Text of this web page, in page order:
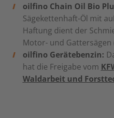
oilfino Chain Oil Bio
Sägekettenhaft-Öl mit
Haftung dient der
Motor- und Gattersägen
oilfino Gerätebenzin:
hat die Freigabe vom
Waldarbeit und